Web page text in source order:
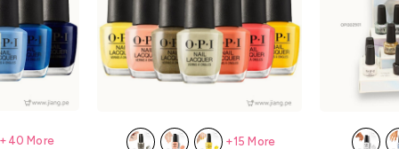
+40 More +15 More